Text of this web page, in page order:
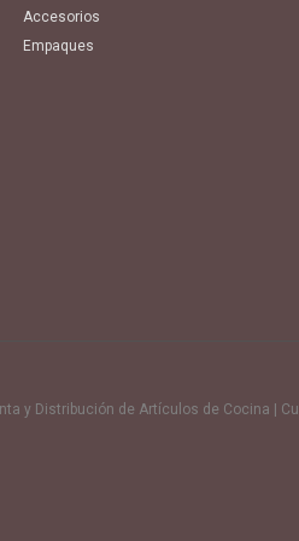
Accesorios
Empaques
y Distribución de Artículos de Cocina |